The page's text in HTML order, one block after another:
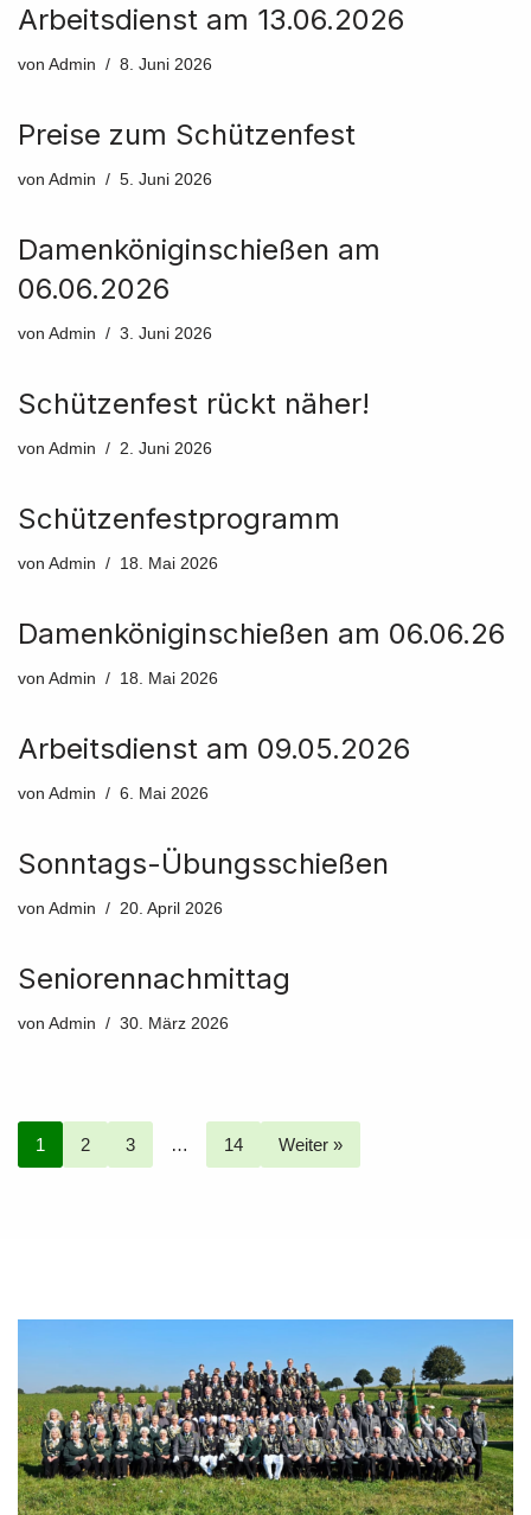
Arbeitsdienst am 13.06.2026
von Admin 8. Juni 2026
Preise zum Schützenfest
von Admin 5. Juni 2026
Damenköniginschießen am
06.06.2026
von Admin 3. Juni 2026
Schützenfest rückt näher!
von Admin 2. Juni 2026
Schützenfestprogramm
von Admin 18. Mai 2026
Damenköniginschießen am 06.06.26
von Admin 18. Mai 2026
Arbeitsdienst am 09.05.2026
von Admin 6. Mai 2026
Sonntags-Übungsschießen
von Admin 20. April 2026
Seniorennachmittag
von Admin 30. März 2026
1 2 3 … 14 Weiter »